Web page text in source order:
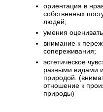
ориентация в
собственных
людей;
умения
внимание к
сопереживания;
эстетическое
разными видами
природой.
отношение к
природы)